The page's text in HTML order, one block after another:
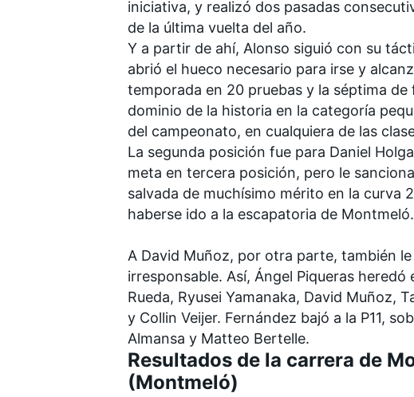
iniciativa, y realizó dos pasadas
de la última vuelta del año.
Y a partir de ahí, Alonso siguió con su
abrió el hueco necesario para irse y
temporada en 20 pruebas y la séptima
dominio de la historia en la categoría
del campeonato, en cualquiera de las
La segunda posición fue para Daniel
meta en tercera posición, pero le
salvada de muchísimo mérito en la curva
haberse ido a la escapatoria de Montmeló.
A David Muñoz, por otra parte, también
irresponsable. Así, Ángel Piqueras
Rueda, Ryusei Yamanaka, David Muñoz,
y Collin Veijer. Fernández bajó a la P11,
Almansa y Matteo Bertelle.
Resultados de la carrera de
(Montmeló)